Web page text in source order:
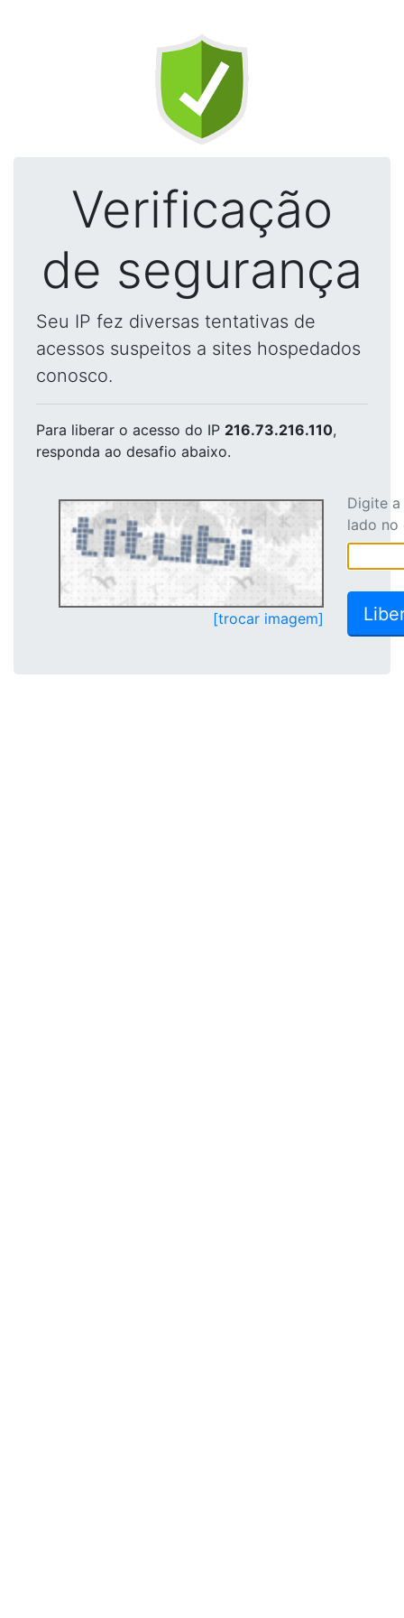
Verificação
de segurança
Seu IP fez diversas tentativas de
acessos suspeitos a sites hospedados
conosco.
Para liberar o acesso do IP 216.73.216.110,
responda ao desafio abaixo.
[trocar imagem]
Digite
lado no